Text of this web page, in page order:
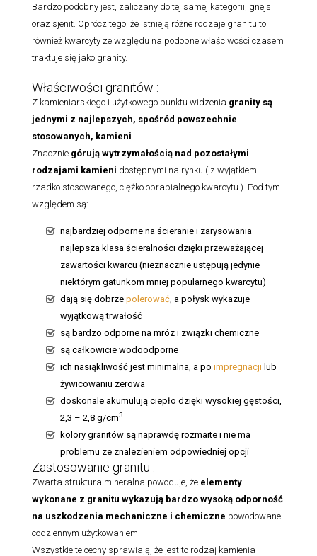
Bardzo podobny jest, zaliczany do tej samej kategorii, gnejs
oraz sjenit. Oprócz tego, że istnieją różne rodzaje granitu to
również kwarcyty ze względu na podobne właściwości czasem
traktuje się jako granity.
Właściwości granitów :
Z kamieniarskiego i użytkowego punktu widzenia granity są
jednymi z najlepszych, spośród powszechnie
stosowanych, kamieni
Znacznie górują wytrzymałością nad pozostałymi
rodzajami kamieni dostępnymi na rynku ( z wyjątkiem
rzadko stosowanego, ciężko obrabialnego kwarcytu ). Pod tym
względem są:
najbardziej odporne na ścieranie i zarysowania –
najlepsza klasa ścieralności dzięki przeważającej
zawartości kwarcu (nieznacznie ustępują jedynie
niektórym gatunkom mniej popularnego kwarcytu)
dają się dobrze polerować , a połysk wykazuje
wyjątkową trwałość
są bardzo odporne na mróz i związki chemiczne
są całkowicie wodoodporne
ich nasiąkliwość jest minimalna, a po impregnacji lub
żywicowaniu zerowa
doskonale akumulują ciepło dzięki wysokiej gęstości,
2,3 – 2,8 g/cm3
kolory granitów są naprawdę rozmaite i nie ma
problemu ze znalezieniem odpowiedniej opcji
Zastosowanie granitu :
Zwarta struktura mineralna powoduje, że elementy
wykonane z granitu wykazują bardzo wysoką odporność
na uszkodzenia mechaniczne i chemiczne powodowane
codziennym użytkowaniem.
Wszystkie te cechy sprawiają, że jest to rodzaj kamienia